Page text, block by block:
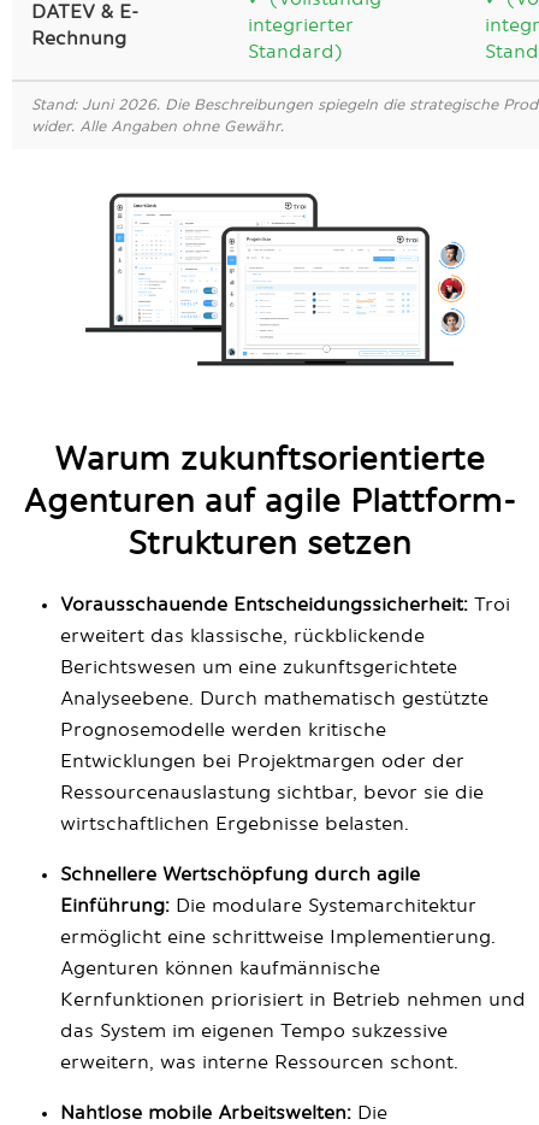
DATEV & E-
Rechnung
integrierter
Standard)
Stand: Juni 2026. Die Beschreibungen spiegeln die strategische
wider. Alle Angaben ohne Gewähr.
Warum zukunftsorientierte
Agenturen auf agile Plattform-
Strukturen setzen
Vorausschauende Entscheidungssicherheit: Troi
erweitert das klassische, rückblickende
Berichtswesen um eine zukunftsgerichtete
Analyseebene. Durch mathematisch gestützte
Prognosemodelle werden kritische
Entwicklungen bei Projektmargen oder der
Ressourcenauslastung sichtbar, bevor sie die
wirtschaftlichen Ergebnisse belasten.
Schnellere Wertschöpfung durch agile
Einführung: Die modulare Systemarchitektur
ermöglicht eine schrittweise Implementierung.
Agenturen können kaufmännische
Kernfunktionen priorisiert in Betrieb nehmen und
das System im eigenen Tempo sukzessive
erweitern, was interne Ressourcen schont.
Nahtlose mobile Arbeitswelten: Die